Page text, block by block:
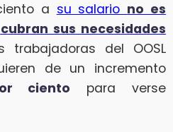
a su salario no es
cubran sus necesidades
trabajadoras del OOSL
de un incremento
ciento para verse